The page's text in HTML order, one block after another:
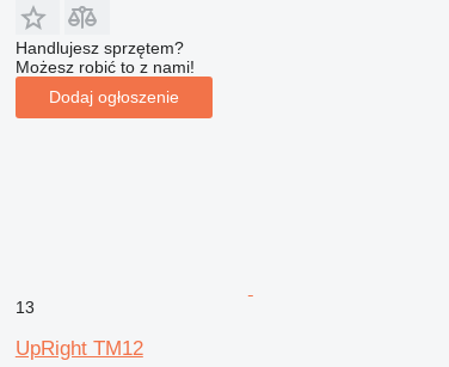
Handlujesz sprzętem?
Możesz robić to z nami!
Dodaj ogłoszenie
13
UpRight TM12